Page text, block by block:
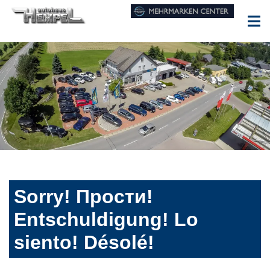
Sorry! Прости!
Entschuldigung! Lo
siento! Désolé!